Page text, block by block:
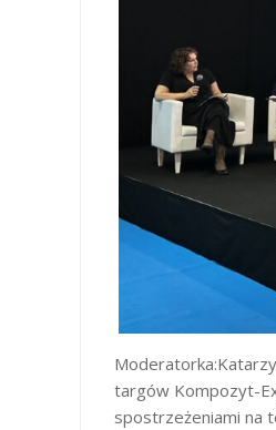
targów Kompozyt-
spostrzeżeniami na